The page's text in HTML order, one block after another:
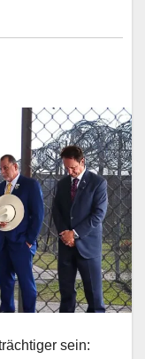
sein: